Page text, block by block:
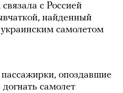
с Россией
найденный
самолетом
опоздавшие
самолет